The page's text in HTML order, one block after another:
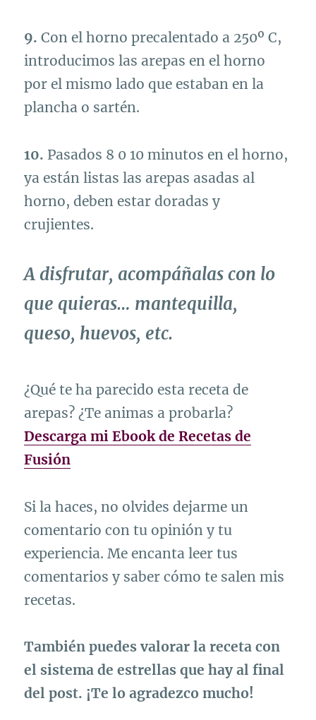
9. Con el horno precalentado a 250º C,
introducimos las arepas en el horno
por el mismo lado que estaban en la
plancha o sartén.
10. Pasados 8 0 10 minutos en el horno,
ya están listas las arepas asadas al
horno, deben estar doradas y
crujientes.
A disfrutar, acompáñalas con lo
que quieras… mantequilla,
queso, huevos, etc.
¿Qué te ha parecido esta receta de
arepas? ¿Te animas a probarla?
Descarga mi Ebook de Recetas de
Fusión
Si la haces, no olvides dejarme un
comentario con tu opinión y tu
experiencia. Me encanta leer tus
comentarios y saber cómo te salen mis
recetas.
También puedes valorar la receta con
el sistema de estrellas que hay al final
del post. ¡Te lo agradezco mucho!